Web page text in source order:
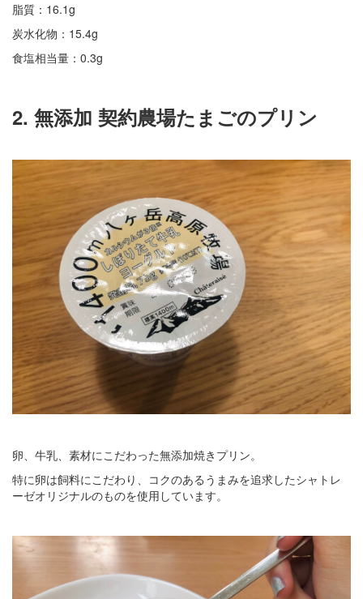
脂質：16.1g
炭水化物：15.4g
食塩相当量：0.3g
2. 無添加 契約農場たまごのプリン
卵、牛乳、素材にこだわった無添加焼きプリン。
特に卵は飼料にこだわり、コクのあるうまみを追求したシャトレ
ーゼオリジナルのものを使用しています。